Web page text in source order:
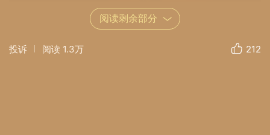
阅读剩余部分
投诉 阅读 1.3万 212